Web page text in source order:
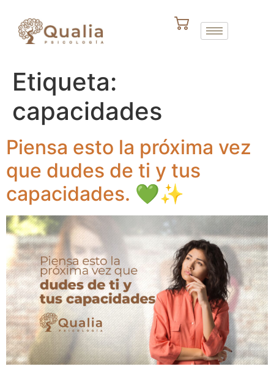
Etiqueta:
capacidades
Piensa esto la próxima vez
que dudes de ti y tus
capacidades. 💚✨